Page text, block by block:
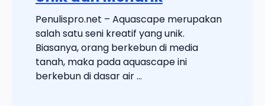
Penulispro.net – Aquascape merupakan
salah satu seni kreatif yang unik.
Biasanya, orang berkebun di media
tanah, maka pada aquascape ini
berkebun di dasar air ...